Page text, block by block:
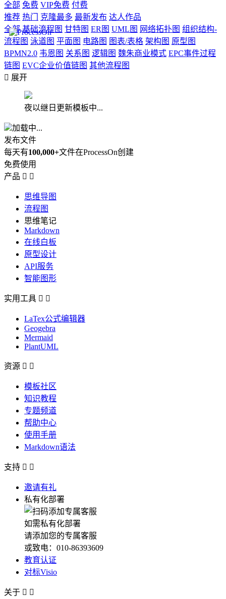
全部 免费 VIP免费 付费
推荐 热门 克隆最多 最新发布 达人作品
全部 基础流程图 甘特图 ER图 UML图 网络拓扑图 组织结构-
流程图 泳道图 平面图 电路图 图表/表格 架构图 原型图
BPMN2.0 韦恩图 关系图 逻辑图 魏朱商业模式 EPC事件过程
链图 EVC企业价值链图 其他流程图
 展开
夜以继日更新模板中...
加载中...
发布文件
每天有100,000+文件在ProcessOn创建
免费使用
产品  
思维导图
流程图
思维笔记
Markdown
在线白板
原型设计
API服务
智能图形
实用工具  
LaTex公式编辑器
Geogebra
Mermaid
PlantUML
资源  
模板社区
知识教程
专题频道
帮助中心
使用手册
Markdown语法
支持  
邀请有礼
私有化部署
如需私有化部署
请添加您的专属客服
或致电：010-86393609
教育认证
对标Visio
关于  